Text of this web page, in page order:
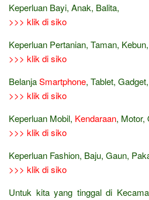
Keperluan Bayi, Anak, Balita,
>>> klik di siko
Keperluan Pertanian, Taman,
>>> klik di siko
BelanjaSmartphone, Tablet, Gadget,
>>> klik di siko
Keperluan Mobil, Kendaraan, Motor,
>>> klik di siko
Keperluan Fashion, Baju, Gaun,
>>> klik di siko
Untuk kita yang tinggal di